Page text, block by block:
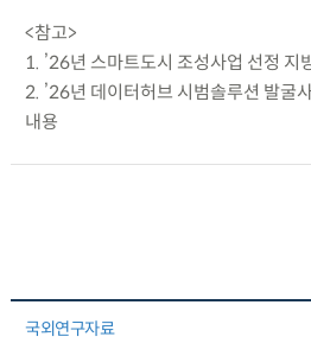
<참고>
1. ’26년 스마트도시 조성사업 선정 지
2. ’26년 데이터허브 시범솔루션 발굴
내용
국외연구자료